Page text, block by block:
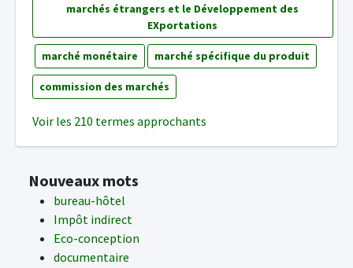
marchés étrangers et le Développement des
EXportations
marché monétaire marché spécifique du produit
commission des marchés
Voir les 210 termes approchants
Nouveaux mots
bureau-hôtel
Impôt indirect
Eco-conception
documentaire